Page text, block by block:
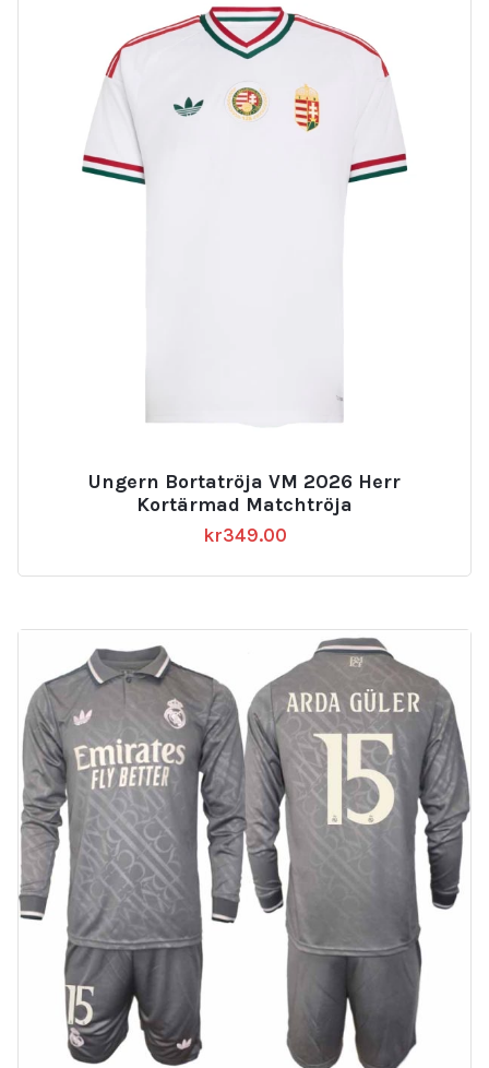
Ungern Bortatröja VM 2026 Herr
Kortärmad Matchtröja
kr349.00